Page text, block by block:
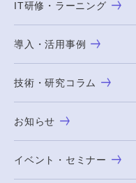
IT研修・ラーニング
導入・活用事例
技術・研究コラム
お知らせ
イベント・セミナー